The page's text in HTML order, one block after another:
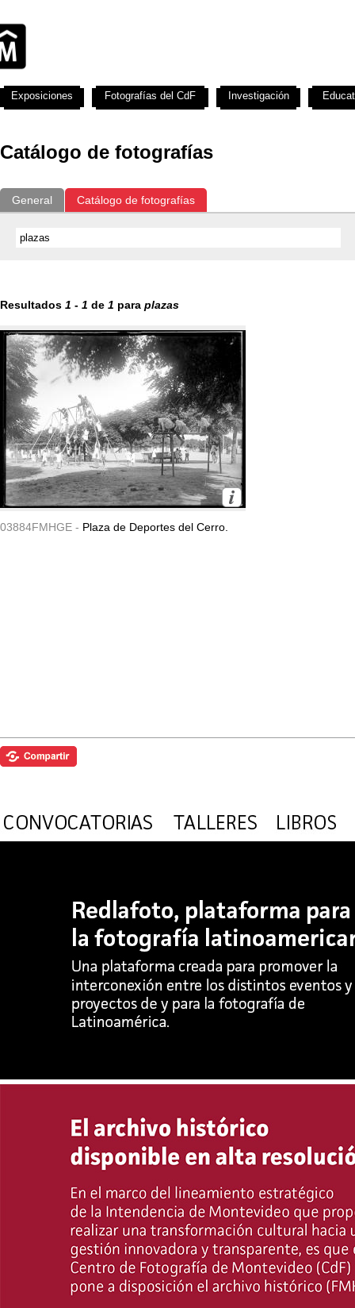
Catálogo de fotografías
General Catálogo de fotografías
Resultados 1 - 1 de 1 para plazas
03884FMHGE - Plaza de Deportes del Cerro.
Exposiciones Fotografías del CdF Investigación